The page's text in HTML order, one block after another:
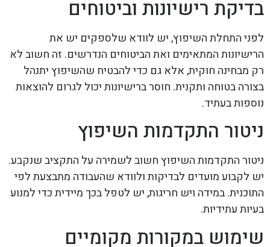
בדיקת רישיונות וביטוחים
לפני התחלת השיפוץ, יש לוודא שלספקים יש את
הרישיונות המתאימים ואת הביטוחים הנדרשים. זה חשוב לא
רק מבחינה חוקית, אלא גם כדי להבטיח שהשיפוץ יתנהל
בצורה בטוחה ותקנית. חוסר ברישיונות יכול לגרום להוצאות
נוספות בעתיד.
ניטור התקדמות השיפוץ
ניטור התקדמות השיפוץ חשוב לשמירה על התקציב שנקבע.
יש לקבוע מועדים לבדיקות ולוודא שהעבודה מתבצעת לפי
התוכנית. במידה ויש חריגות, יש לטפל בכך מיידית כדי למנוע
בעיות עתידיות.
שימוש במקורות מקומיים